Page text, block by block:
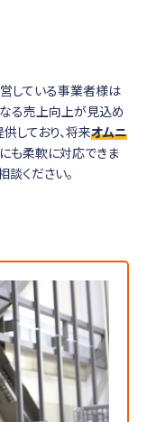
している事業者様は
なる売上向上が見込め
しており、将来オムニ
も柔軟に対応できま
談ください。